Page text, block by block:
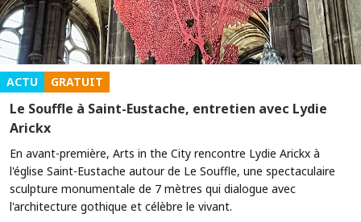
ACTU GRATUIT
Le Souffle à Saint-Eustache, entretien avec Lydie
Arickx
En avant-première, Arts in the City rencontre Lydie Arickx à
l'église Saint-Eustache autour de Le Souffle, une spectaculaire
sculpture monumentale de 7 mètres qui dialogue avec
l'architecture gothique et célèbre le vivant.